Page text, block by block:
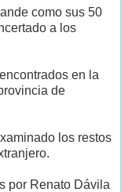
como sus 50
a los
en la
de
los restos
por Renato Dávila